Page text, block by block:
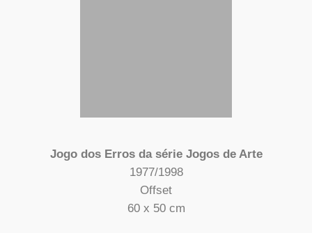
Jogo dos Erros da série Jogos de Arte
1977/1998
Offset
60 x 50 cm